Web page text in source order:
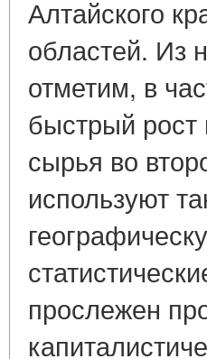
Алтайского
областей. Из
отметим, в
быстрый
сырья во
используют
прослежен